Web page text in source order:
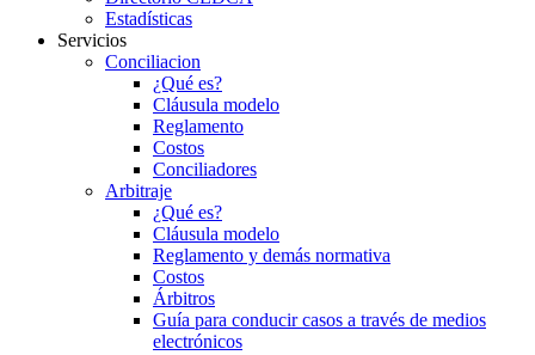
Estadísticas
Servicios
Conciliacion
¿Qué es?
Cláusula modelo
Reglamento
Costos
Conciliadores
Arbitraje
¿Qué es?
Cláusula modelo
Reglamento y demás normativa
Costos
Árbitros
Guía para conducir casos a través de medios
electrónicos